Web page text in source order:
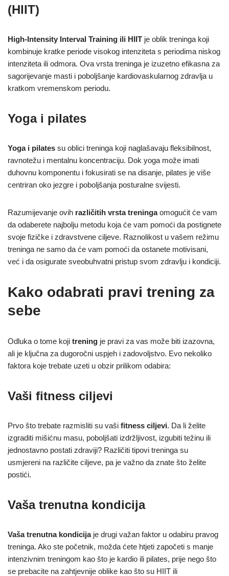
(HIIT)
High-Intensity Interval Training ili HIIT je oblik treninga koji
kombinuje kratke periode visokog intenziteta s periodima niskog
intenziteta ili odmora. Ova vrsta treninga je izuzetno efikasna za
sagorijevanje masti i poboljšanje kardiovaskularnog zdravlja u
kratkom vremenskom periodu.
Yoga i pilates
Yoga i pilates su oblici treninga koji naglašavaju fleksibilnost,
ravnotežu i mentalnu koncentraciju. Dok yoga može imati
duhovnu komponentu i fokusirati se na disanje, pilates je više
centriran oko jezgre i poboljšanja posturalne svijesti.
Razumijevanje ovih različitih vrsta treningaomogućit će vam
da odaberete najbolju metodu koja će vam pomoći da postignete
svoje fizičke i zdravstvene ciljeve. Raznolikost u vašem režimu
treninga ne samo da će vam pomoći da ostanete motivisani,
već i da osigurate sveobuhvatni pristup svom zdravlju i kondiciji.
Kako odabrati pravi trening za
sebe
Odluka o tome koji trening je pravi za vas može biti izazovna,
ali je ključna za dugoročni uspjeh i zadovoljstvo. Evo nekoliko
faktora koje trebate uzeti u obzir prilikom odabira:
Vaši fitness ciljevi
Prvo što trebate razmisliti su vaši fitness ciljevi. Da li želite
izgraditi mišićnu masu, poboljšati izdržljivost, izgubiti težinu ili
jednostavno postati zdraviji? Različiti tipovi treninga su
usmjereni na različite ciljeve, pa je važno da znate što želite
postići.
Vaša trenutna kondicija
Vaša trenutna kondicijaje drugi važan faktor u odabiru pravog
treninga. Ako ste početnik, možda ćete htjeti započeti s manje
intenzivnim treningom kao što je kardio ili pilates, prije nego što
se prebacite na zahtjevnije oblike kao što su HIIT ili